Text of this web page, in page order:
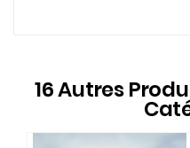
16 Autres